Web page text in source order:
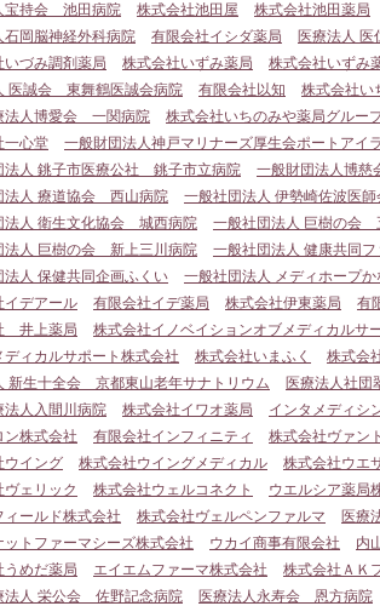
宝持会 池田病院
株式会社池田屋 株式会社池田薬局
石岡脳神経外科病院
有限会社イシダ薬局 医療法人
いづみ調剤薬局
株式会社いずみ薬局 株式会社いずみ
医誠会 東舞鶴医誠会病院
有限会社以知 株式会社い
法人博愛会 一関病院
株式会社いちのみや薬局グルー
一心堂
一般財団法人神戸マリナーズ厚生会ポートアイ
法人 銚子市医療公社 銚子市立病院
一般財団法人博
法人 療道協会 西山病院
一般社団法人 伊勢崎佐波医師
法人 衛生文化協会 城西病院
一般社団法人 巨樹の会
法人 巨樹の会 新上三川病院
一般社団法人 健康共同フ
法人 保健共同企画ふくい
一般社団法人 メディホープか
イデアール
有限会社イデ薬局 株式会社伊東薬局 有
井上薬局
株式会社イノベイションオブメディカルサ
ディカルサポート株式会社
株式会社いまふく 株式会
新生十全会 京都東山老年サナトリウム
医療法人社
法人入間川病院
株式会社イワオ薬局 インタメディシ
ン株式会社
有限会社インフィニティ 株式会社ヴァン
ウイング
株式会社ウイングメディカル 株式会社ウエ
ヴェリック
株式会社ウェルコネクト ウエルシア薬局
ィールド株式会社
株式会社ヴェルペンファルマ
医療
ットファーマシーズ株式会社
ウカイ商事有限会社 内
うめだ薬局
エイエムファーマ株式会社 株式会社ＡＫ
法人 栄公会 佐野記念病院
医療法人永寿会 恩方病院